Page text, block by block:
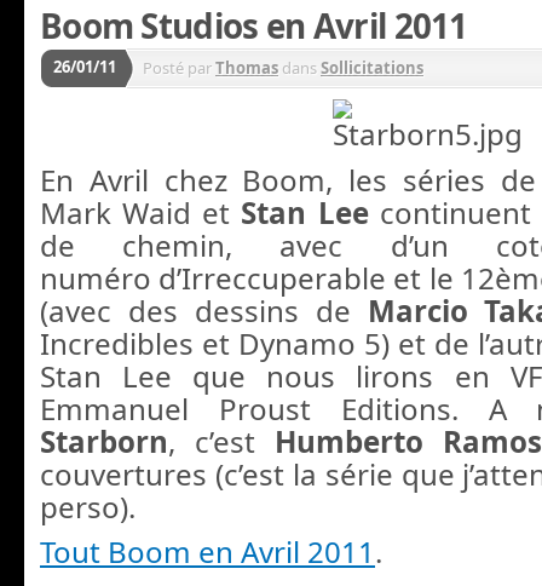
Boom Studios en Avril 2011
26/01/11 Posté parThomas dansSollicitations
En Avril chez Boom, les séries
Mark Waid et Stan Leecontinuent
de chemin, avec d’un
numéro d’Irreccuperable et le
(avec des dessins de Marcio
Incredibles et Dynamo 5) et de
Stan Lee que nous lirons en
Emmanuel Proust Editions.
Starborn, c’est Humberto Ramos
couvertures (c’est la série que
perso).
Tout Boom en Avril 2011.